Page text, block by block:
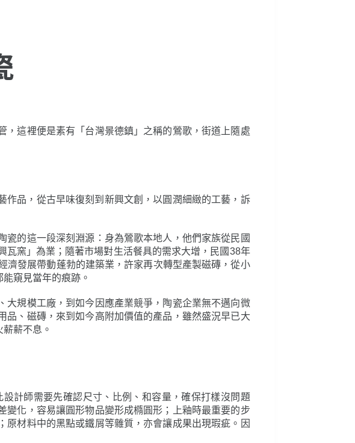
這裡便是素有「台灣景德鎮」之稱的鶯歌，街道上隨處
品，從古早味復刻到新興文創，以圓潤細緻的工藝，訴
的這一段深刻淵源：身為鶯歌本地人，他們家族從民國
窯」為業；隨著市場對生活餐具的需求大增，民國38年
濟發展帶動蓬勃的建築業，許家再次轉型產製磁磚，從小
窺見當年的痕跡。
大規模工廠，到如今因應產業競爭，陶瓷企業無不邁向微
、磁磚，來到如今高附加價值的產品，雖然盛況早已大
薪不息。
計師需要先確認尺寸、比例、和容量，確保打樣沒問題
化，容易讓圓形物品變形成橢圓形；上釉時最重要的步
材料中的黑點或鐵屑等雜質，亦會讓成果出現瑕疵。因